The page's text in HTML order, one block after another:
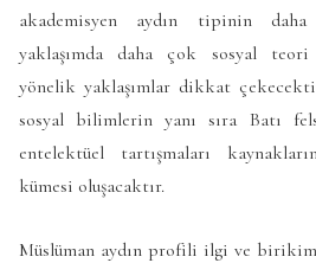
akademisyen aydın tipinin daha
yaklaşımda daha çok sosyal teori
yönelik yaklaşımlar dikkat
sosyal bilimlerin yanı sıra Batı
entelektüel tartışmaları
kümesi oluşacaktır.
Müslüman aydın profili ilgi ve birikim